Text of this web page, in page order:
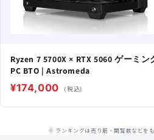
Ryzen 7 5700X × RTX 5060 ゲーミン
PC BTO | Astromeda
¥174,000 (税込)
※ ランキングは売り筋・閲覧数などを